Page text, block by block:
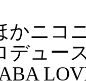
ニコ
デュー